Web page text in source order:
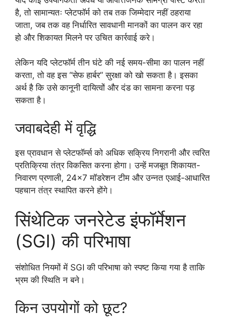
है, तो सामान्यतः प्लेटफॉर्म को तब तक जिम्मेदार नहीं ठहराया
जाता, जब तक वह निर्धारित सावधानी मानकों का पालन कर रहा
हो और शिकायत मिलने पर उचित कार्रवाई करे।
लेकिन यदि प्लेटफॉर्म तीन घंटे की नई समय-सीमा का पालन नहीं
करता, तो वह इस “सेफ हार्बर” सुरक्षा को खो सकता है। इसका
अर्थ है कि उसे कानूनी दायित्वों और दंड का सामना करना पड़
सकता है।
जवाबदेही में वृद्धि
इस प्रावधान से प्लेटफॉर्म्स को अधिक सक्रिय निगरानी और त्वरित
प्रतिक्रिया तंत्र विकसित करना होगा। उन्हें मजबूत शिकायत-
निवारण प्रणाली, 24×7 मॉडरेशन टीम और उन्नत एआई-आधारित
पहचान तंत्र स्थापित करने होंगे।
सिंथेटिक जनरेटेड इंफॉर्मेशन
(SGI) की परिभाषा
संशोधित नियमों में SGI की परिभाषा को स्पष्ट किया गया है ताकि
भ्रम की स्थिति न बने।
किन उपयोगों को छूट?